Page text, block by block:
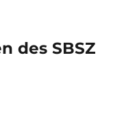
des SBSZ